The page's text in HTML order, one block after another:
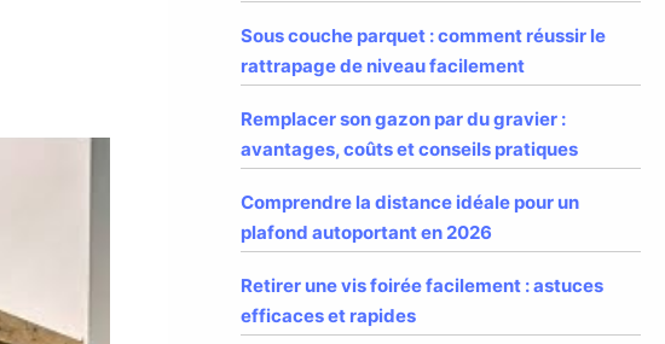
Sous couche parquet : comment réussir le
rattrapage de niveau facilement
Remplacer son gazon par du gravier :
avantages, coûts et conseils pratiques
Comprendre la distance idéale pour un
plafond autoportant en 2026
Retirer une vis foirée facilement : astuces
efficaces et rapides